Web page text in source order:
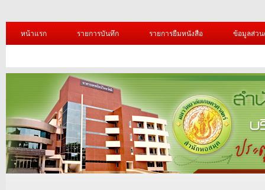
หน้าแรก รายการบันทึก รายการยืมหนังสือ ข้อมูลส่ว